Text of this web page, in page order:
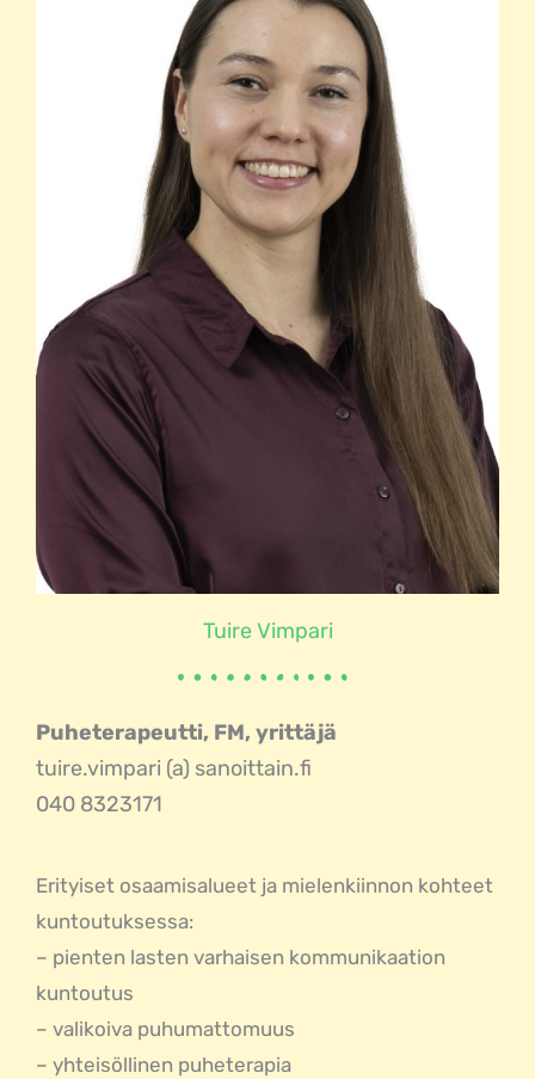
Tuire Vimpari
Puheterapeutti, FM, yrittäjä
tuire.vimpari (a) sanoittain.fi
040 8323171
Erityiset osaamisalueet ja mielenkiinnon kohteet
kuntoutuksessa:
– pienten lasten varhaisen kommunikaation
kuntoutus
– valikoiva puhumattomuus
– yhteisöllinen puheterapia